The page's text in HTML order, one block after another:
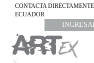
CONTACTA
ECUADOR